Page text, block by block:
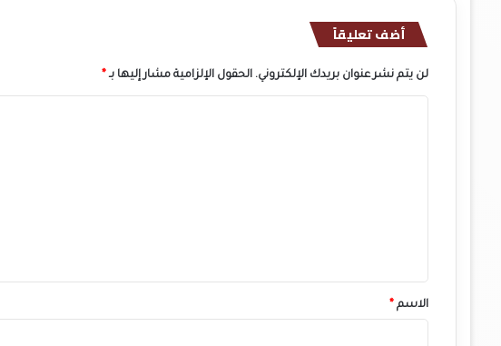
أضف تعليقاً
لن يتم نشر عنوان بريدك الإلكتروني. الحقول الإلزامية مشار إليها بـ *
*
الاسم *